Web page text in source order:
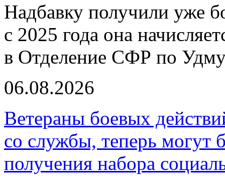
Надбавку получили уже
с 2025 года она
в Отделение СФР по
06.08.2026
Ветераны боевых
со службы, теперь могут
получения набора